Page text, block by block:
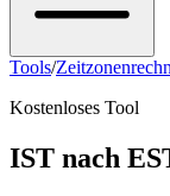
Tools/
Kostenloses Tool
IST nach